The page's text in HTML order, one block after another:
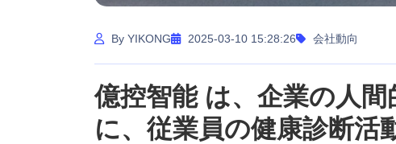
By YIKONG 2025-03-10 15:28:26 会社動向
億控智能 は、企業の人
に、従業員の健康診断活